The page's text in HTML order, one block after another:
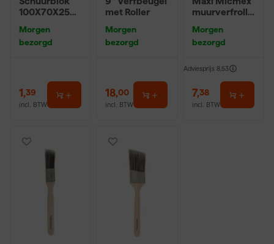
100X70X25m
P220
Morgen
bezorgd
1,39
incl. BTW
met Roller
Morgen
bezorgd
18,00
incl. BTW
muurverfrolle
Morgen
bezorgd
Adviesprijs 8,53
7,38
incl. BTW